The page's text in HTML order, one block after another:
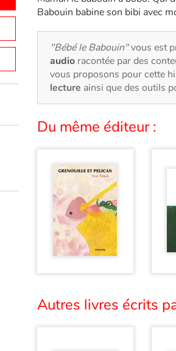
Babouin babine son bibi avec
"Bébé le Babouin"vous est
audio racontée par des
vous proposons pour cette
lecture ainsi que des outils
Du même éditeur :
Autres livres écrits